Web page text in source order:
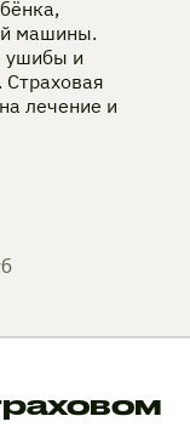
машины.
ушибы и
лечение и